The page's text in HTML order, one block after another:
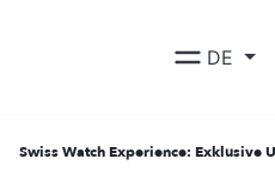
DE
Swiss Watch Experience: Exklusive